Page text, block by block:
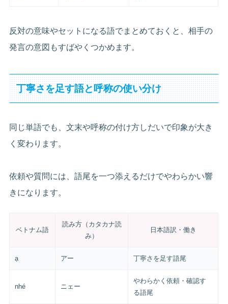
反対の意味やセットになる語でまとめておくと、相手の
発言の意図もすばやくつかめます。
丁寧さを足す語と呼称の使い分け
同じ単語でも、文末や呼称の付け方しだいで印象が大き
く変わります。
依頼や質問には、語尾を一つ添えるだけでやわらかい響
きになります。
ベトナム語
読み方（カタカナ読
み）
日本語訳・働き
ạ アー 丁寧さを足す語尾
nhé ニェー
やわらかく依頼・確認す
る語尾